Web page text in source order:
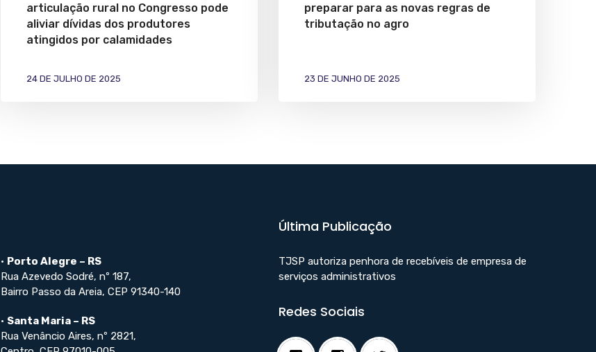
articulação rural no Congresso pode
aliviar dívidas dos produtores
atingidos por calamidades
24 DE JULHO DE 2025
preparar para as novas regras de
tributação no agro
23 DE JUNHO DE 2025
• Porto Alegre – RS
Rua Azevedo Sodré, nº 187,
Bairro Passo da Areia, CEP 91340-140
• Santa Maria – RS
Rua Venâncio Aires, nº 2821,
Última Publicação
TJSP autoriza penhora de recebíveis de empresa de
serviços administrativos
Redes Sociais